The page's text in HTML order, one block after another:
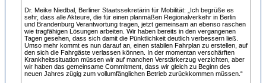
Dr. Meike Niedbal, Berliner Staatssekretärin für Mobilität: „Ich begrüße es
sehr, dass alle Akteure, die für einen planmäßen Regionalverkehr in Berlin
und Brandenburg Verantwortung tragen, jetzt gemeinsam an ebenso raschen
wie tragfähigen Lösungen arbeiten. Wir haben bereits in den vergangenen
Tagen gesehen, dass sich damit die Pünktlichkeit deutlich verbessern ließ.
Umso mehr kommt es nun darauf an, einen stabilen Fahrplan zu erstellen, auf
den sich die Fahrgäste verlassen können. In der momentan verschärften
Krankheitssituation müssen wir auf manchen Verstärkerzug verzichten, aber
wir haben das gemeinsame Commitment, dass wir gleich zu Beginn des
neuen Jahres zügig zum vollumfänglichen Betrieb zurückkommen müssen.“